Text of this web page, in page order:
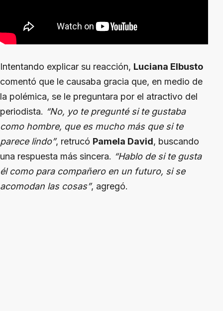
Intentando explicar su reacción, Luciana Elbusto
comentó que le causaba gracia que, en medio de
la polémica, se le preguntara por el atractivo del
periodista. “No, yo te pregunté si te gustaba
como hombre, que es mucho más que si te
parece lindo”, retrucó Pamela David, buscando
una respuesta más sincera. “Hablo de si te gusta
él como para compañero en un futuro, si se
acomodan las cosas”, agregó.